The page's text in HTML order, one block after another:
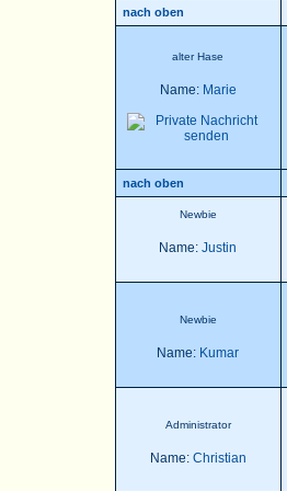
nach oben
alter Hase
Name: Marie
nach oben
Newbie
Name: Justin
Newbie
Name: Kumar
Administrator
Name: Christian